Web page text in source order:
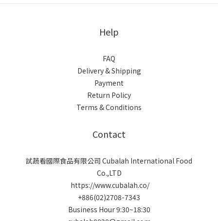
Help
FAQ
Delivery & Shipping
Payment
Return Policy
Terms & Conditions
Contact
試蔬看國際食品有限公司 Cubalah International Food
Co.,LTD
https://www.cubalah.co/
+886(02)2708-7343
Business Hour 9:30~18:30